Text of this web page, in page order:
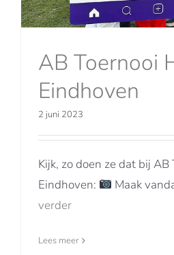
AB Toernooi
Eindhoven
2 juni 2023
Kijk, zo doen ze dat bij AB
Eindhoven:
Maak
verder
Lees meer